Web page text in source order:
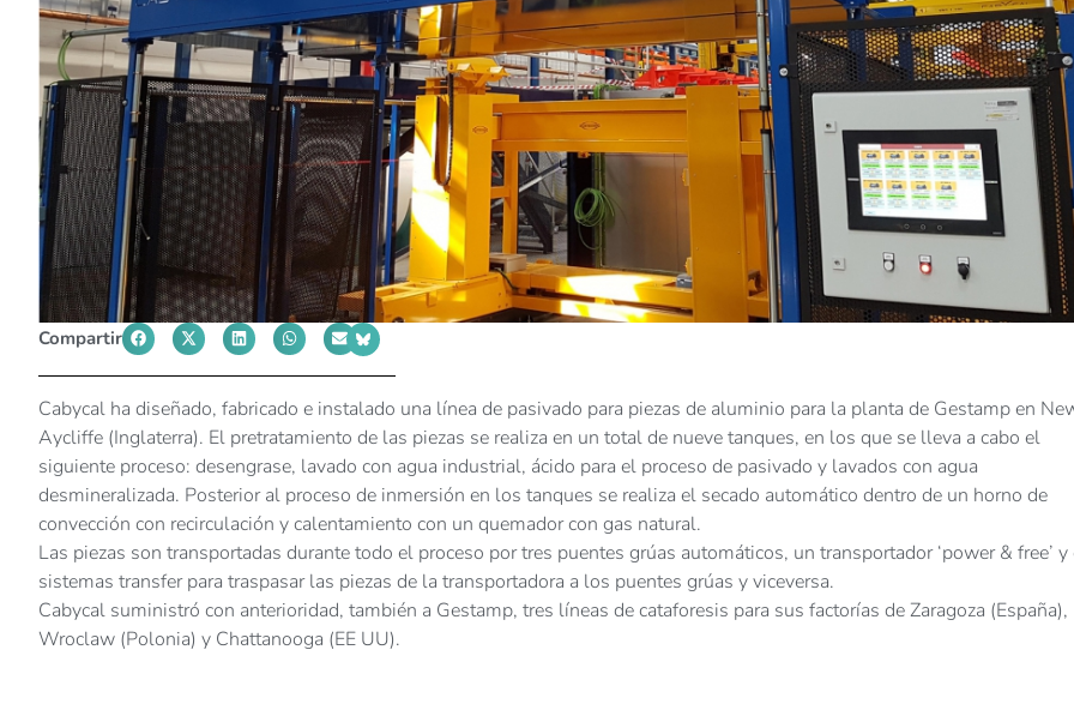
Compartir
Cabycal ha diseñado, fabricado e instalado una línea de pasivado para piezas de aluminio para la planta de Gestamp en
Aycliffe (Inglaterra). El pretratamiento de las piezas se realiza en un total de nueve tanques, en los que se lleva a cabo el
siguiente proceso: desengrase, lavado con agua industrial, ácido para el proceso de pasivado y lavados con agua
desmineralizada. Posterior al proceso de inmersión en los tanques se realiza el secado automático dentro de un horno de
convección con recirculación y calentamiento con un quemador con gas natural.
Las piezas son transportadas durante todo el proceso por tres puentes grúas automáticos, un transportador ‘power & free’ y
sistemas transfer para traspasar las piezas de la transportadora a los puentes grúas y viceversa.
Cabycal suministró con anterioridad, también a Gestamp, tres líneas de cataforesis para sus factorías de Zaragoza (España),
Wroclaw (Polonia) y Chattanooga (EE UU).